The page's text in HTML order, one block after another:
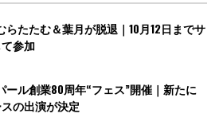
らたたむ＆葉月が脱退｜10月12日までサ
参加
ール創業80周年“フェス”開催｜新たに
の出演が決定